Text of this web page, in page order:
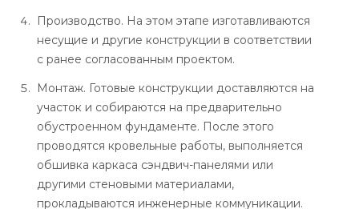
Производство. На этом этапе изготавливаются
несущие и другие конструкции в соответствии
с ранее согласованным проектом.
Монтаж. Готовые конструкции доставляются на
участок и собираются на предварительно
обустроенном фундаменте. После этого
проводятся кровельные работы, выполняется
обшивка каркаса сэндвич-панелями или
другими стеновыми материалами,
прокладываются инженерные коммуникации.